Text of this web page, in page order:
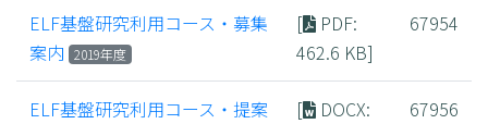
ELF基盤研究利用コース・募集
案内 2019年度
[ PDF:
462.6 KB]
67954
ELF基盤研究利用コース・提案
[ DOCX:
67956